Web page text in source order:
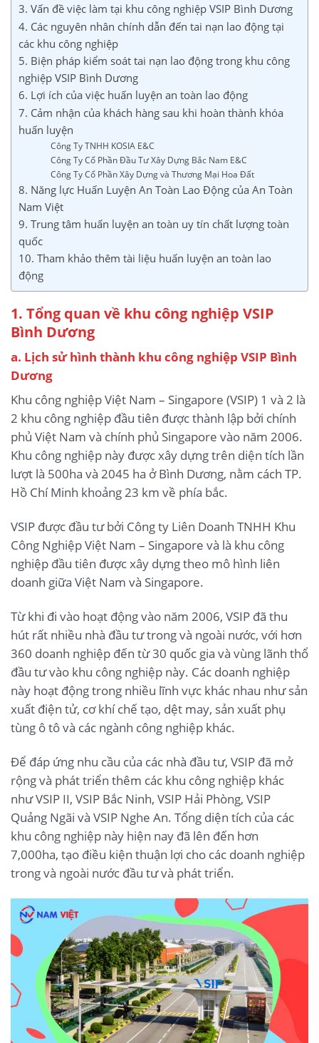
3. Vấn đề việc làm tại khu công nghiệp VSIP Bình Dương
4. Các nguyên nhân chính dẫn đến tai nạn lao động tại
các khu công nghiệp
5. Biện pháp kiểm soát tai nạn lao động trong khu công
nghiệp VSIP Bình Dương
6. Lợi ích của việc huấn luyện an toàn lao động
7. Cảm nhận của khách hàng sau khi hoàn thành khóa
huấn luyện
Công Ty TNHH KOSIA E&C
Công Ty Cổ Phần Đầu Tư Xây Dựng Bắc Nam E&C
Công Ty Cổ Phần Xây Dựng và Thương Mại Hoa Đất
8. Năng lực Huấn Luyện An Toàn Lao Động của An Toàn
Nam Việt
9. Trung tâm huấn luyện an toàn uy tín chất lượng toàn
quốc
10. Tham khảo thêm tài liệu huấn luyện an toàn lao
động
1. Tổng quan về khu công nghiệp VSIP
Bình Dương
a. Lịch sử hình thành khu công nghiệp VSIP Bình
Dương
Khu công nghiệp Việt Nam – Singapore (VSIP) 1 và 2 là
2 khu công nghiệp đầu tiên được thành lập bởi chính
phủ Việt Nam và chính phủ Singapore vào năm 2006.
Khu công nghiệp này được xây dựng trên diện tích lần
lượt là 500ha và 2045 ha ở Bình Dương, nằm cách TP.
Hồ Chí Minh khoảng 23 km về phía bắc.
VSIP được đầu tư bởi Công ty Liên Doanh TNHH Khu
Công Nghiệp Việt Nam – Singapore và là khu công
nghiệp đầu tiên được xây dựng theo mô hình liên
doanh giữa Việt Nam và Singapore.
Từ khi đi vào hoạt động vào năm 2006, VSIP đã thu
hút rất nhiều nhà đầu tư trong và ngoài nước, với hơn
360 doanh nghiệp đến từ 30 quốc gia và vùng lãnh thổ
đầu tư vào khu công nghiệp này. Các doanh nghiệp
này hoạt động trong nhiều lĩnh vực khác nhau như sản
xuất điện tử, cơ khí chế tạo, dệt may, sản xuất phụ
tùng ô tô và các ngành công nghiệp khác.
Để đáp ứng nhu cầu của các nhà đầu tư, VSIP đã mở
rộng và phát triển thêm các khu công nghiệp khác
như VSIP II, VSIP Bắc Ninh, VSIP Hải Phòng, VSIP
Quảng Ngãi và VSIP Nghe An. Tổng diện tích của các
khu công nghiệp này hiện nay đã lên đến hơn
7,000ha, tạo điều kiện thuận lợi cho các doanh nghiệp
trong và ngoài nước đầu tư và phát triển.